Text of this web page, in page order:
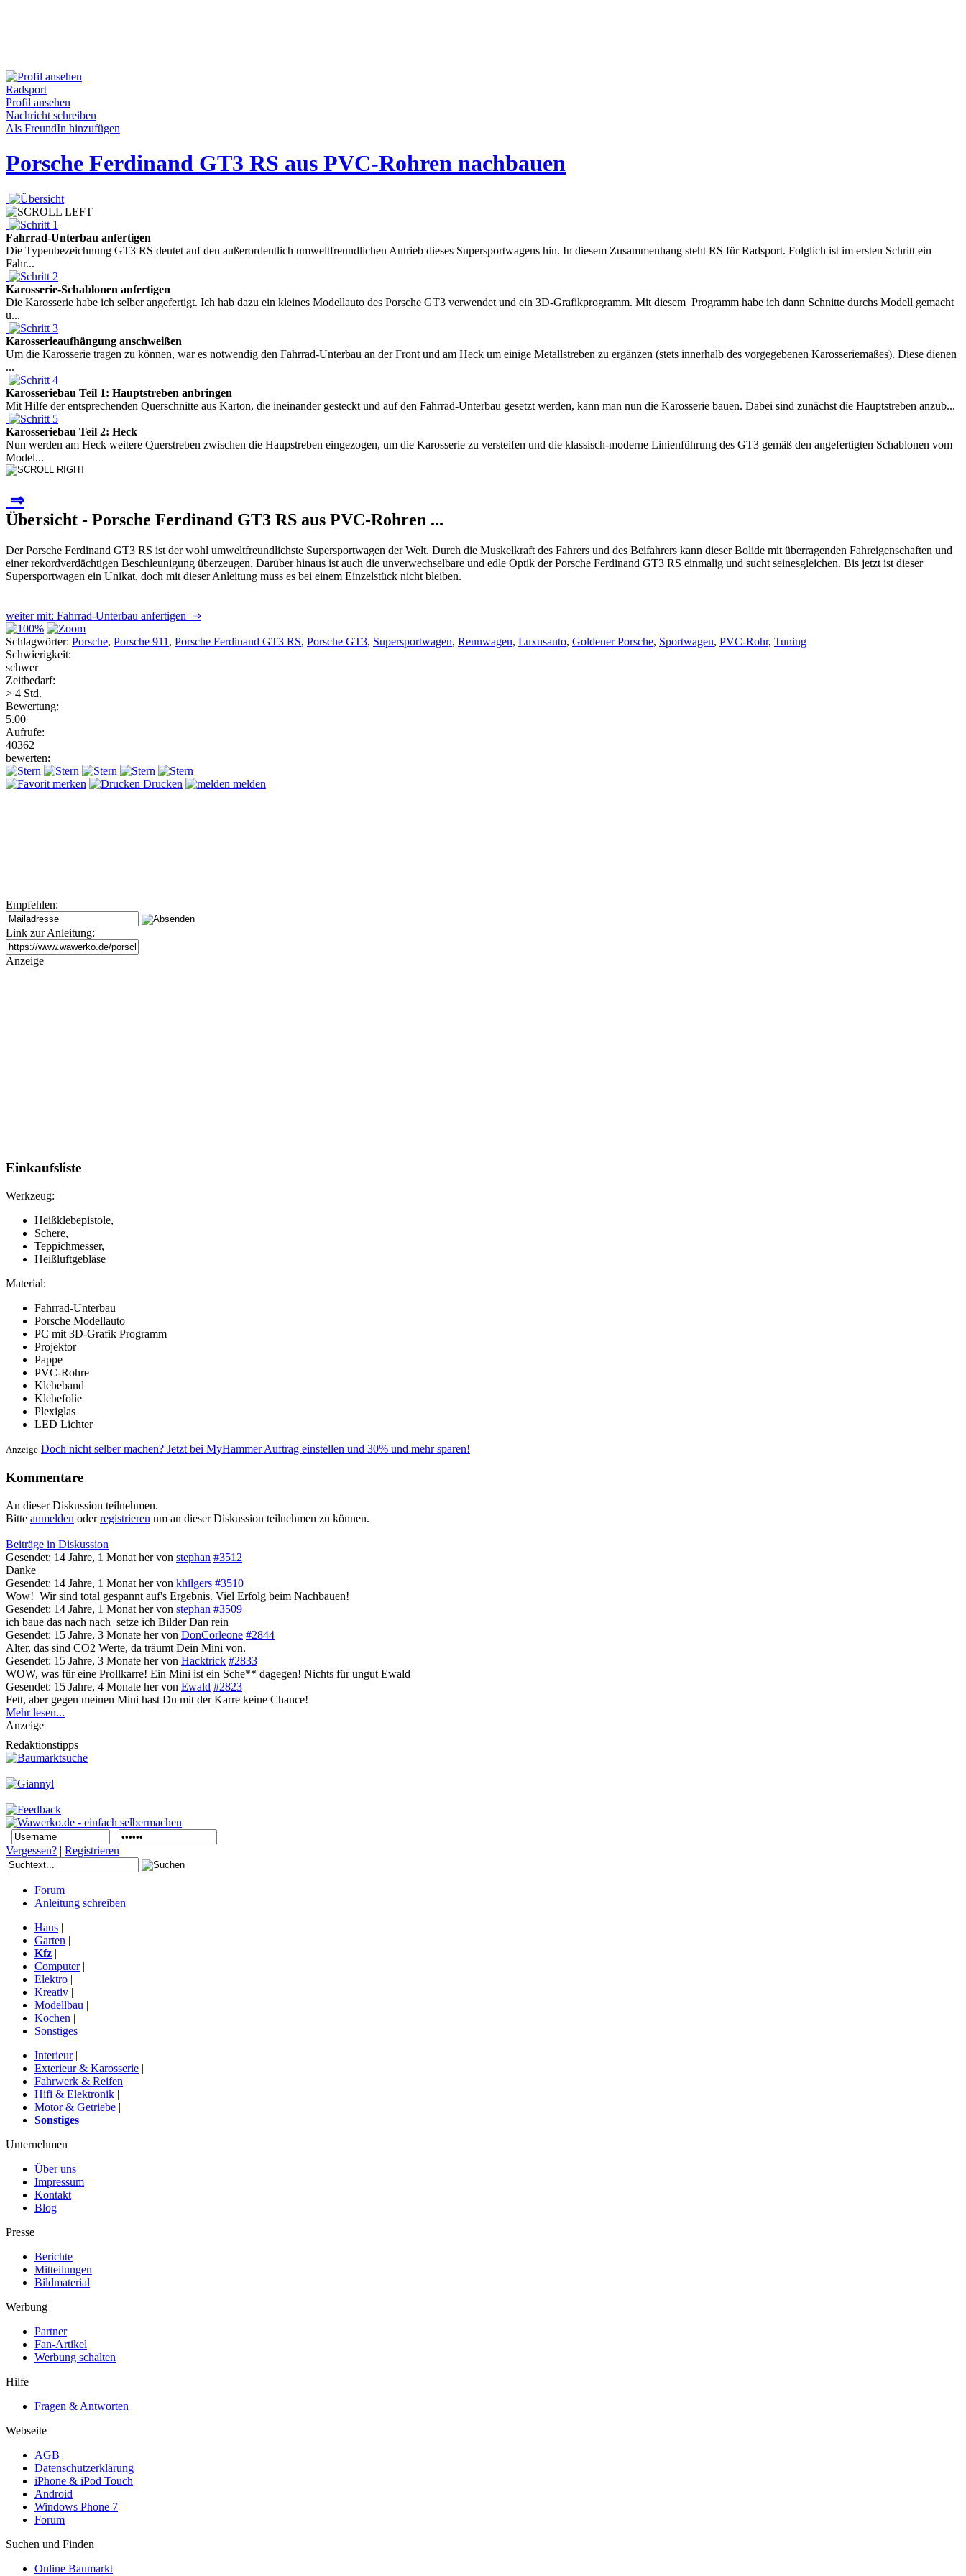
Radsport
Profil ansehen
Nachricht schreiben
Als FreundIn hinzufügen
Porsche Ferdinand GT3 RS aus PVC-Rohren nachbauen
Fahrrad-Unterbau anfertigen
Die Typenbezeichnung GT3 RS deutet auf den außerordentlich umweltfreundlichen Antrieb dieses Supersportwagens hin. In diesem Zusammenhang steht RS für Radsport. Folglich ist im ersten Schritt ein
Fahr...
Karosserie-Schablonen anfertigen
Die Karosserie habe ich selber angefertigt. Ich hab dazu ein kleines Modellauto des Porsche GT3 verwendet und ein 3D-Grafikprogramm. Mit diesem Programm habe ich dann Schnitte durchs Modell gemacht
u...
Karosserieaufhängung anschweißen
Um die Karosserie tragen zu können, war es notwendig den Fahrrad-Unterbau an der Front und am Heck um einige Metallstreben zu ergänzen (stets innerhalb des vorgegebenen Karosseriemaßes). Diese dienen
...
Karosseriebau Teil 1: Hauptstreben anbringen
Mit Hilfe der entsprechenden Querschnitte aus Karton, die ineinander gesteckt und auf den Fahrrad-Unterbau gesetzt werden, kann man nun die Karosserie bauen. Dabei sind zunächst die Hauptstreben anzub...
Karosseriebau Teil 2: Heck
Nun werden am Heck weitere Querstreben zwischen die Haupstreben eingezogen, um die Karosserie zu versteifen und die klassisch-moderne Linienführung des GT3 gemäß den angefertigten Schablonen vom
Model...
⇒
Übersicht - Porsche Ferdinand GT3 RS aus PVC-Rohren ...
Der Porsche Ferdinand GT3 RS ist der wohl umweltfreundlichste Supersportwagen der Welt. Durch die Muskelkraft des Fahrers und des Beifahrers kann dieser Bolide mit überragenden Fahreigenschaften und
einer rekordverdächtigen Beschleunigung überzeugen. Darüber hinaus ist auch die unverwechselbare und edle Optik der Porsche Ferdinand GT3 RS einmalig und sucht seinesgleichen. Bis jetzt ist dieser
Supersportwagen ein Unikat, doch mit dieser Anleitung muss es bei einem Einzelstück nicht bleiben.
weiter mit: Fahrrad-Unterbau anfertigen ⇒
Schlagwörter: Porsche, Porsche 911 , Porsche Ferdinand GT3 RS, Porsche GT3, Supersportwagen, Rennwagen, Luxusauto, Goldener Porsche, Sportwagen, PVC-Rohr, Tuning
Schwierigkeit:
schwer
Zeitbedarf:
> 4 Std.
Bewertung:
5.00
Aufrufe:
40362
bewerten:
merken Drucken melden
Empfehlen:
Link zur Anleitung:
Anzeige
Einkaufsliste
Werkzeug:
Heißklebepistole,
Schere,
Teppichmesser,
Heißluftgebläse
Material:
Fahrrad-Unterbau
Porsche Modellauto
PC mit 3D-Grafik Programm
Projektor
Pappe
PVC-Rohre
Klebeband
Klebefolie
Plexiglas
LED Lichter
Anzeige Doch nicht selber machen? Jetzt bei MyHammer Auftrag einstellen und 30% und mehr sparen!
Kommentare
An dieser Diskussion teilnehmen.
Bitte anmelden oderregistrieren um an dieser Diskussion teilnehmen zu können.
Beiträge in Diskussion
Gesendet: 14 Jahre, 1 Monat hervon stephan #3512
Danke
Gesendet: 14 Jahre, 1 Monat hervon khilgers #3510
Wow! Wir sind total gespannt auf's Ergebnis. Viel Erfolg beim Nachbauen!
Gesendet: 14 Jahre, 1 Monat hervon stephan #3509
ich baue das nach nach setze ich Bilder Dan rein
Gesendet: 15 Jahre, 3 Monate hervon DonCorleone #2844
Alter, das sind CO2 Werte, da träumt Dein Mini von.
Gesendet: 15 Jahre, 3 Monate hervon Hacktrick #2833
WOW, was für eine Prollkarre! Ein Mini ist ein Sche** dagegen! Nichts für ungut Ewald
Gesendet: 15 Jahre, 4 Monate hervon Ewald #2823
Fett, aber gegen meinen Mini hast Du mit der Karre keine Chance!
Mehr lesen...
Anzeige
Redaktionstipps
Vergessen? | Registrieren
Forum
Anleitung schreiben
Haus |
Garten |
Kfz |
Computer|
Elektro |
Kreativ |
Modellbau |
Kochen |
Sonstiges
Interieur|
Exterieur & Karosserie |
Fahrwerk & Reifen |
Hifi & Elektronik |
Motor & Getriebe |
Sonstiges
Unternehmen
Über uns
Impressum
Kontakt
Blog
Presse
Berichte
Mitteilungen
Bildmaterial
Werbung
Partner
Fan-Artikel
Werbung schalten
Hilfe
Fragen & Antworten
Webseite
AGB
Datenschutzerklärung
iPhone & iPod Touch
Android
Windows Phone 7
Forum
Suchen und Finden
Online Baumarkt